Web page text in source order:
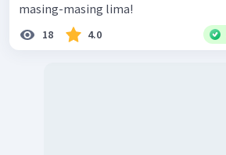
masing-masing lima!
18 4.0